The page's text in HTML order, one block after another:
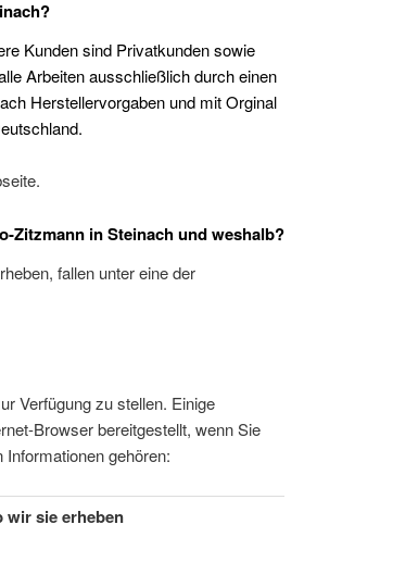
Kunden sind Privatkunden sowie
Arbeiten ausschließlich durch einen
Herstellervorgaben und mit Orginal
Zitzmann in Steinach und weshalb?
fallen unter eine der
Verfügung zu stellen. Einige
Browser bereitgestellt, wenn Sie
gehören:
wir sie erheben